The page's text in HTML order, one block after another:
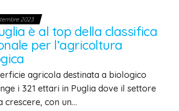
2023
è al top della classifica
per l’agricoltura
agricola destinata a biologico
i 321 ettari in Puglia dove il settore
crescere, con un…